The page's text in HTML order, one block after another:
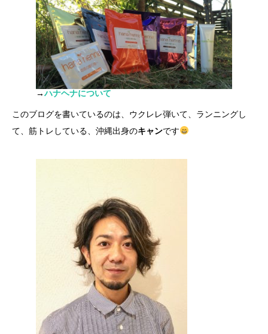
→ハナヘナについて
このブログを書いているのは、ウクレレ弾いて、ランニングし
て、筋トレしている、沖縄出身のキャンです